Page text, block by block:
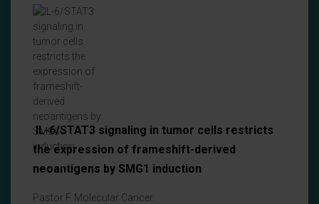
IL-6/STAT3 signaling in tumor cells restricts
the expression of frameshift-derived
neoantigens by SMG1 induction
Pastor F. Molecular Cancer.